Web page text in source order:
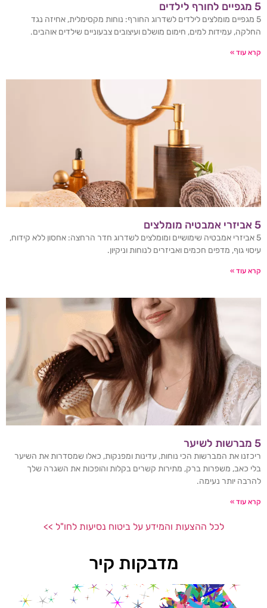
5 מגפיים לחורף לילדים
5 מגפיים מומלצים לילדים לשדרוג החורף: נוחות מקסימלית, אחיזה נגד
החלקה, עמידות למים, חימום מושלם ועיצובים צבעוניים שילדים אוהבים.
קרא עוד »
5 אביזרי אמבטיה מומלצים
5 אביזרי אמבטיה שימושיים ומומלצים לשדרוג חדר הרחצה: אחסון ללא קידוח,
עיסוי גוף, מדפים חכמים ואביזרים לנוחות וניקיון.
קרא עוד »
5 מברשות לשיער
ריכזנו את המברשות הכי נוחות, עדינות ומפנקות, כאלו שמסדרות את השיער
בלי כאב, משפרות ברק, מתירות קשרים בקלות והופכות את השגרה שלך
להרבה יותר נעימה.
קרא עוד »
לכל ההצעות והמידע על ביטוח נסיעות לחו"ל >>
מדבקות קיר